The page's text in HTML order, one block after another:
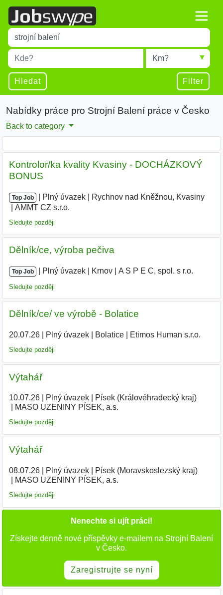
Title
Type 1 or more characters for results.
Místo
Type 1 or more characters for results.
Radius
Hledat Filter
Nabídky práce pro Strojní Balení práce v Česko
Back to category
Kontrolor/ka kvality Kvasiny - DOCHÁZKOVÝ
BONUS
Top Job Plný úvazek Rychnov nad Kněžnou, Kvasiny
AMMT CZ s.r.o.
Sledujte později
Dělník/ce, výroba pečiva
Top Job Plný úvazek Krnov A S P E C, spol. s r.o.
Sledujte později
Dělník/ce/ ve výrobě - Bolatice
20.07.26| Plný úvazek| Bolatice| Etimos Human s.r.o.
Sledujte později
Výtahář
10.07.26| Plný úvazek| Písek (Královéhradecký kraj)|
MASO UZENINY PÍSEK, a.s.
Sledujte později
Výtahář
08.07.26| Plný úvazek| Písek (Moravskoslezský kraj)|
MASO UZENINY PÍSEK, a.s.
Sledujte později
Nenechte si ujít práci!
Získejte denně nové příspěvky e-mailem na Strojní Balení
v Česko.
Zaregistrujte se nyní